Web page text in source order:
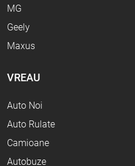
MG
Geely
Maxus
VREAU
Auto Noi
Auto Rulate
Camioane
Autobuze